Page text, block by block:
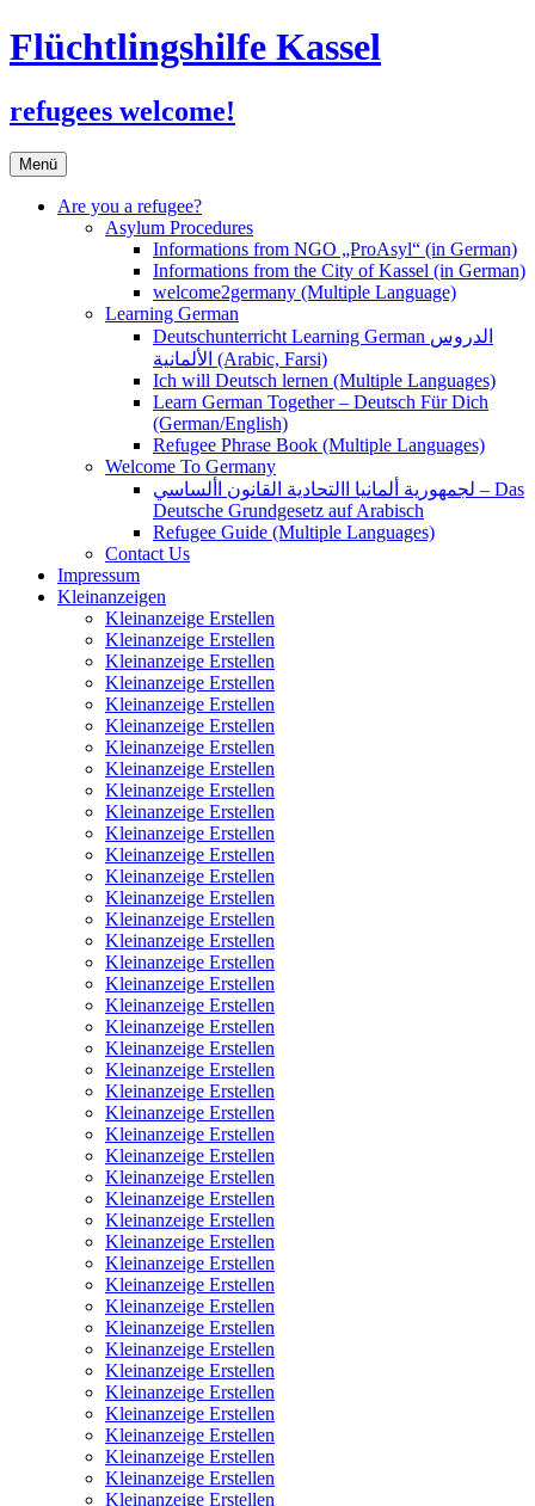
Flüchtlingshilfe Kassel
refugees welcome!
Menü Zum
Inhalt
springen
Are you a refugee?
Asylum Procedures
Informations from NGO „ProAsyl“ (in German)
Informations from the City of Kassel (in German)
welcome2germany (Multiple Language)
Learning German
Deutschunterricht Learning German الدروس
الألمانية (Arabic, Farsi)
Ich will Deutsch lernen (Multiple Languages)
Learn German Together – Deutsch Für Dich
(German/English)
Refugee Phrase Book (Multiple Languages)
Welcome To Germany
لجمهورية ألمانيا االتحادية القانون األساسي – Das
Deutsche Grundgesetz auf Arabisch
Refugee Guide (Multiple Languages)
Contact Us
Impressum
Kleinanzeigen
Kleinanzeige Erstellen
Kleinanzeige Erstellen
Kleinanzeige Erstellen
Kleinanzeige Erstellen
Kleinanzeige Erstellen
Kleinanzeige Erstellen
Kleinanzeige Erstellen
Kleinanzeige Erstellen
Kleinanzeige Erstellen
Kleinanzeige Erstellen
Kleinanzeige Erstellen
Kleinanzeige Erstellen
Kleinanzeige Erstellen
Kleinanzeige Erstellen
Kleinanzeige Erstellen
Kleinanzeige Erstellen
Kleinanzeige Erstellen
Kleinanzeige Erstellen
Kleinanzeige Erstellen
Kleinanzeige Erstellen
Kleinanzeige Erstellen
Kleinanzeige Erstellen
Kleinanzeige Erstellen
Kleinanzeige Erstellen
Kleinanzeige Erstellen
Kleinanzeige Erstellen
Kleinanzeige Erstellen
Kleinanzeige Erstellen
Kleinanzeige Erstellen
Kleinanzeige Erstellen
Kleinanzeige Erstellen
Kleinanzeige Erstellen
Kleinanzeige Erstellen
Kleinanzeige Erstellen
Kleinanzeige Erstellen
Kleinanzeige Erstellen
Kleinanzeige Erstellen
Kleinanzeige Erstellen
Kleinanzeige Erstellen
Kleinanzeige Erstellen
Kleinanzeige Erstellen
Kleinanzeige Erstellen